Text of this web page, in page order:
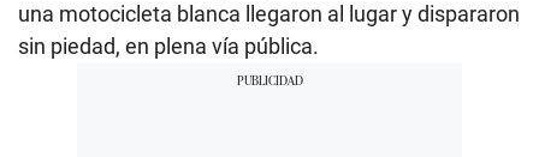
una motocicleta blanca llegaron al lugar y dispararon
sin piedad, en plena vía pública.